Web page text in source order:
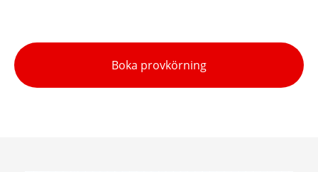
Boka provkörning